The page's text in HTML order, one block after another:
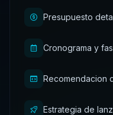
Presupuesto
Cronograma y
Recomendacion
Estrategia de